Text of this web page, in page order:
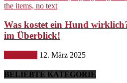
Was kostet ein Hund
im Überblick!
12. März 2025
BELIEBTE KATEGORIE